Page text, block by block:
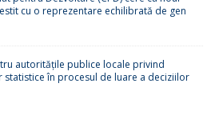
cu o reprezentare echilibrată de gen
autoritățile publice locale privind
în procesul de luare a deciziilor